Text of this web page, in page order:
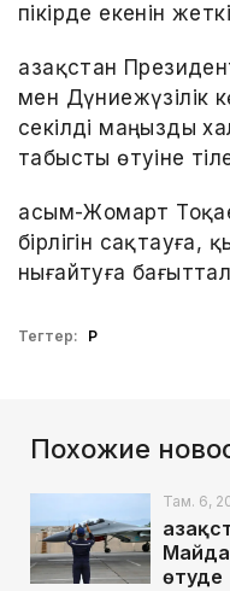
пікірде екенін
Қазақстан
мен Дүниежүзілік
секілді маңызды
табысты өтуіне
Қасым-Жомарт
бірлігін сақтауға,
нығайтуға
Тегтер: ҚР
Похожие
Там. 6,
өтуде